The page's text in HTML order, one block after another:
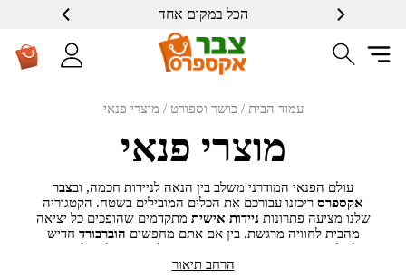
הכל במקום אחד
עמוד הבית /כושר וספורט / מוצרי פנאי
מוצרי פנאי
עולם הפנאי המודרני משלב בין הנאה לניידות חכמה, ובצבר
אקספרס ריכזנו עבורכם את הכלים המובילים בשטח. הקטגוריה
שלנו מציעה פתרונות ניידות אישית מתקדמים שהופכים כל יציאה
מהבית לחוויה מרגשת. בין אם אתם מחפשים הוברבורד חדיש
בקלות ובמהירות, הגעתם למקום הנכון.
הרחב תיאור